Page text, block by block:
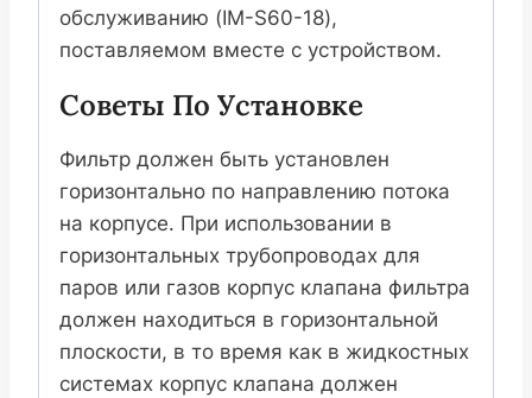
обслуживанию (IM-S60-18),
поставляемом вместе с устройством.
Советы По Установке
Фильтр должен быть установлен
горизонтально по направлению потока
на корпусе. При использовании в
горизонтальных трубопроводах для
паров или газов корпус клапана фильтра
должен находиться в горизонтальной
плоскости, в то время как в жидкостных
системах корпус клапана должен